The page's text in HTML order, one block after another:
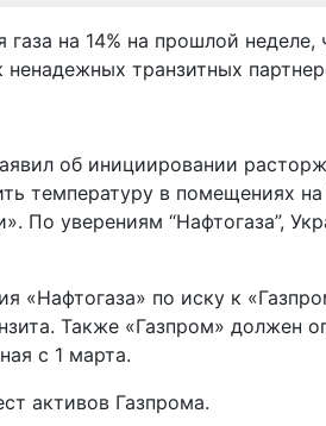
на 14% на прошлой
ненадежных транзитных
об инициировании
температуру в помещениях
уверениям “Нафтогаза”,
по иску к
Также «Газпром» должен
с 1 марта.
активов Газпрома.